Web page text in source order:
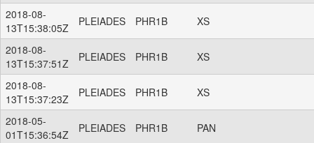
2018-08-
13T15:38:05Z
PLEIADES PHR1B XS
2018-08-
13T15:37:51Z
PLEIADES PHR1B XS
2018-08-
13T15:37:23Z
PLEIADES PHR1B XS
2018-05-
01T15:36:54Z
PLEIADES PHR1B PAN